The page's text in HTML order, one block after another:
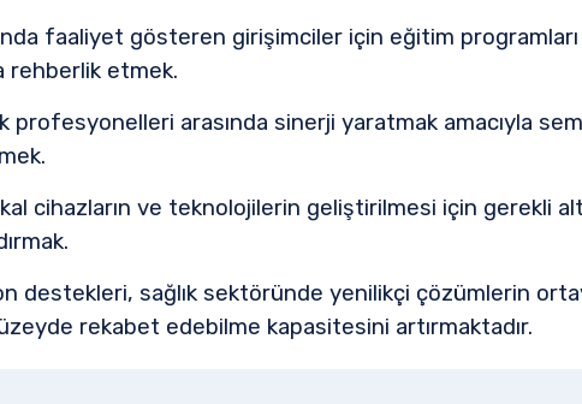
faaliyet gösteren girişimciler için eğitim
rehberlik etmek.
profesyonelleri arasında sinerji yaratmak amacıyla
cihazların ve teknolojilerin geliştirilmesi için gerekli
destekleri, sağlık sektöründe yenilikçi çözümlerin
rekabet edebilme kapasitesini artırmaktadır.